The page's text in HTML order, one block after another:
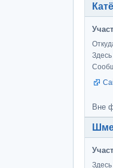
Вне